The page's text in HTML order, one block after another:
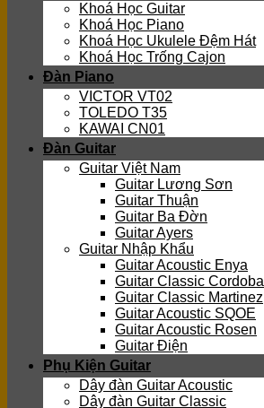
Khoá Học Guitar
Khoá Học Piano
Khoá Học Ukulele Đệm Hát
Khoá Học Trống Cajon
Đàn Piano
VICTOR VT02
TOLEDO T35
KAWAI CN01
Đàn Guitar
Guitar Việt Nam
Guitar Lương Sơn
Guitar Thuận
Guitar Ba Đờn
Guitar Ayers
Guitar Nhập Khẩu
Guitar Acoustic Enya
Guitar Classic Cordoba
Guitar Classic Martinez
Guitar Acoustic SQOE
Guitar Acoustic Rosen
Guitar Điện
Phụ Kiện Guitar
Dây đàn Guitar Acoustic
Dây đàn Guitar Classic